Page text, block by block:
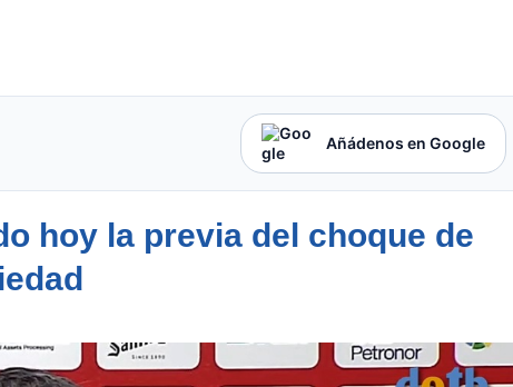
Añádenos en Google
hoy la previa del choque de